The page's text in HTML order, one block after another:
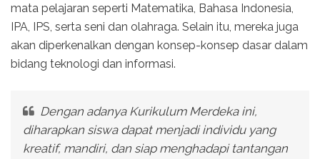
mata pelajaran seperti Matematika, Bahasa Indonesia,
IPA, IPS, serta seni dan olahraga. Selain itu, mereka juga
akan diperkenalkan dengan konsep-konsep dasar dalam
bidang teknologi dan informasi.
Dengan adanya Kurikulum Merdeka ini,
diharapkan siswa dapat menjadi individu yang
kreatif, mandiri, dan siap menghadapi tantangan